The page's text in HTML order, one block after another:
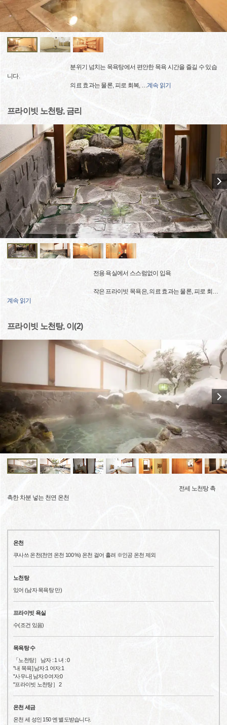
분위기 넘치는 목욕탕에서 편안한 목욕 시간을 즐길 수 있습
니다.
의료 효과는 물론, 피로 회복, …계속 읽기
프라이빗 노천탕, 금리
전용 욕실에서 스스럼없이 입욕
작은 프라이빗 목욕은, 의료 효과는 물론, 피로 회 …
계속 읽기
프라이빗 노천탕, 이(2)
전세 노천탕 촉
촉한 차분 넣는 천연 온천
온천
쿠사쓰 온천(천연 온천 100 %) 온천 걸어 흘려 ※인공 온천 제외
노천탕
있어 (남자 목욕탕 만)
프라이빗 욕실
수(조건 있음)
목욕탕 수
「노천탕］ 남자 : 1 녀 : 0
"내 목욕] 남자:1 여자:1
"사우나] 남자:0 여자:0
"프라이빗 노천탕］ 2
온천 세금
온천 세 성인 150 엔 별도받습니다.